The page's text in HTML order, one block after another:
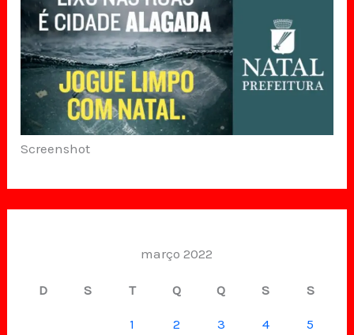
Screenshot
março 2022
D S T Q Q S S
1 2 3 4
5